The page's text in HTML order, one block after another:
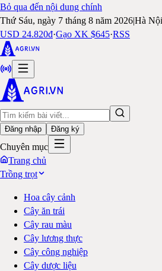
Bỏ qua đến nội dung chính
Thứ Sáu, ngày 7 tháng 8 năm 2026|Hà
USD 24.820đ·Gạo XK $645·RSS
Đăng nhập Đăng ký
Chuyên mục
Trang chủ
Trồng trọt
Hoa cây cảnh
Cây ăn trái
Cây rau màu
Cây lương thực
Cây công nghiệp
Cây dược liệu